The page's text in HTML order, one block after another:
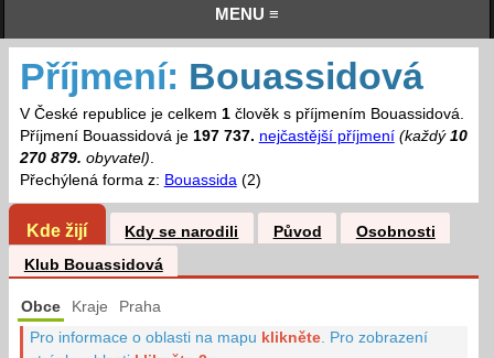
MENU ≡
Příjmení: Bouassidová
V České republice je celkem 1člověk s příjmením Bouassidová.
Příjmení Bouassidová je 197 737. nejčastější příjmení (každý 10
270 879. obyvatel).
Přechýlená forma z: Bouassida(2)
Kde žijí Kdy se narodili Původ
Osobnosti
Klub Bouassidová
Obce Kraje Praha
Pro informace o oblasti na mapu klikněte Pro zobrazení